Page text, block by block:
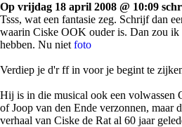
Op vrijdag 18 april 2008 @ 10:09
Tsss, wat een fantasie zeg. Schrijf dan
waarin Ciske OOK ouder is. Dan zou ik
hebben. Nu niet foto
Verdiep je d'r ff in voor je begint te
Hij is in die musical ook een volwassen
of Joop van den Ende verzonnen, maar
verhaal van Ciske de Rat al 60 jaar